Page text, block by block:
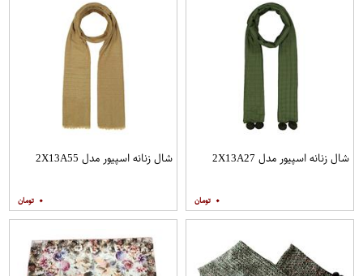
شال زنانه اسپیور مدل 2X13A27
۰
شال زنانه اسپیور مدل 2X13A55
۰